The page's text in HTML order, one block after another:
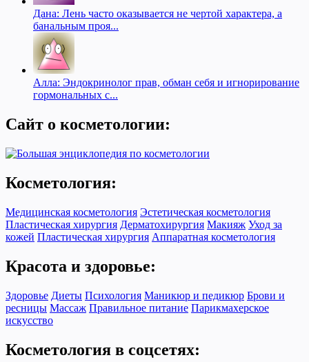
Дана: Лень часто оказывается не чертой характера, а
банальным проя...
Алла: Эндокринолог прав, обман себя и игнорирование
гормональных с...
Сайт о косметологии:
Косметология:
Медицинская косметология Эстетическая косметология
Пластическая хирургия Дерматохирургия Макияж Уход за
кожей Пластическая хирургия Аппаратная косметология
Красота и здоровье:
Здоровье Диеты Психология Маникюр и педикюр Брови и
ресницы Массаж Правильное питание Парикмахерское
искусство
Косметология в соцсетях: